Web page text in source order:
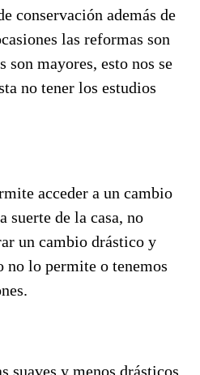
conservación además de
las reformas son
son mayores, esto nos se
no tener los estudios
acceder a un cambio
suerte de la casa, no
un cambio drástico y
no lo permite o tenemos
suaves y menos drásticos